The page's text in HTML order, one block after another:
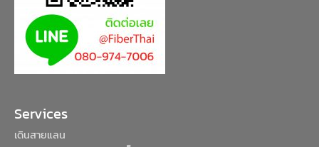
Services
เดินสายแลน